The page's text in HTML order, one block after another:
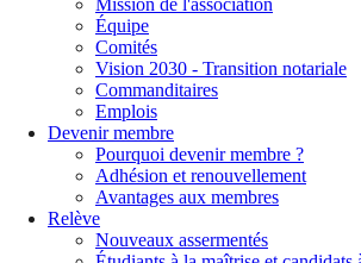
Mission de l'association
Équipe
Comités
Vision 2030 - Transition notariale
Commanditaires
Emplois
Devenir membre
Pourquoi devenir membre ?
Adhésion et renouvellement
Avantages aux membres
Relève
Nouveaux assermentés